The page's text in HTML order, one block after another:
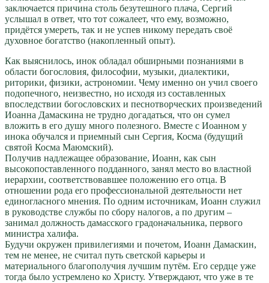
заключается причина столь безутешного плача, Сергий
услышал в ответ, что тот сожалеет, что ему, возможно,
придётся умереть, так и не успев никому передать своё
духовное богатство (накопленный опыт).
Как выяснилось, инок обладал обширными познаниями в
области богословия, философии, музыки, диалектики,
риторики, физики, астрономии. Чему именно он учил своего
подопечного, неизвестно, но исходя из составленных
впоследствии богословских и песнотворческих произведений
Иоанна Дамаскина не трудно догадаться, что он сумел
вложить в его душу много полезного. Вместе с Иоанном у
инока обучался и приемный сын Сергия, Косма (будущий
святой Косма Маюмский).
Получив надлежащее образование, Иоанн, как сын
высокопоставленного подданного, занял место во властной
иерархии, соответствовавшее положению его отца. В
отношении рода его профессиональной деятельности нет
единогласного мнения. По одним источникам, Иоанн служил
в руководстве службы по сбору налогов, а по другим –
занимал должность дамасского градоначальника, первого
министра халифа.
Будучи окружен привилегиями и почетом, Иоанн Дамаскин,
тем не менее, не считал путь светской карьеры и
материального благополучия лучшим путём. Его сердце уже
тогда было устремлено ко Христу. Утверждают, что уже в те